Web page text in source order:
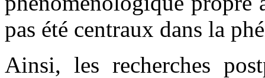
pas été centraux dans la
Ainsi, les recherches